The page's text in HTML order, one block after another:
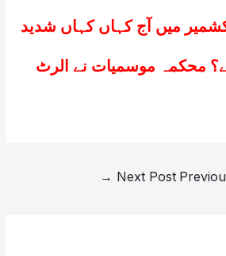
میں آج کہاں کہاں شدید
محکمہ موسمیات نے الرٹ
Next Post
→